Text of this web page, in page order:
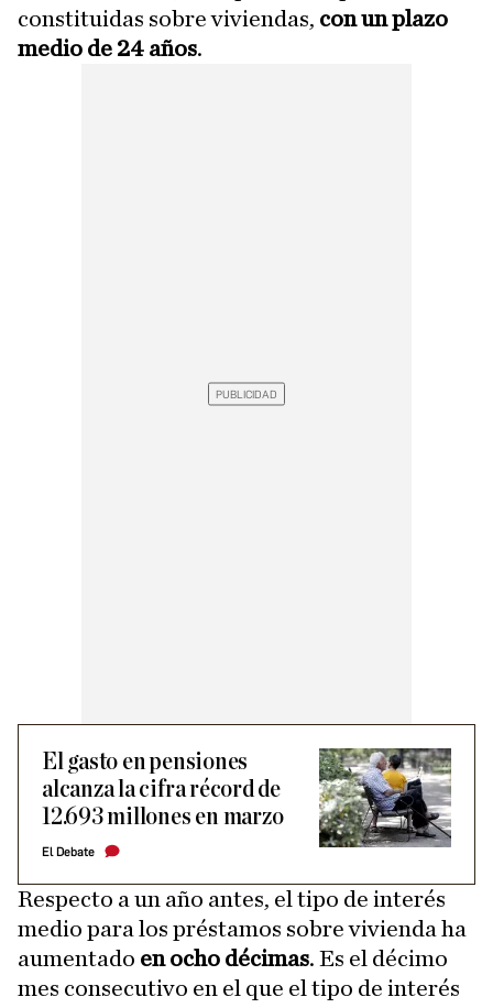
constituidas sobre viviendas, con un plazo
medio de 24 años.
El gasto en pensiones
alcanza la cifra récord de
12.693 millones en marzo
El Debate
Respecto a un año antes, el tipo de interés
medio para los préstamos sobre vivienda ha
aumentado en ocho décimas. Es el décimo
mes consecutivo en el que el tipo de interés